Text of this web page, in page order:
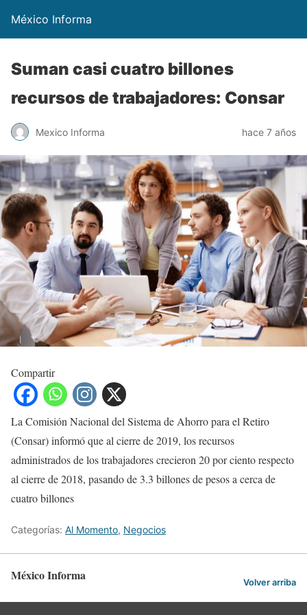
México Informa
Suman casi cuatro billones
recursos de trabajadores: Consar
Mexico Informa hace 7 años
Compartir
La Comisión Nacional del Sistema de Ahorro para el Retiro
(Consar) informó que al cierre de 2019, los recursos
administrados de los trabajadores crecieron 20 por ciento respecto
al cierre de 2018, pasando de 3.3 billones de pesos a cerca de
cuatro billones
Categorías: Al Momento, Negocios
México Informa Volver arriba